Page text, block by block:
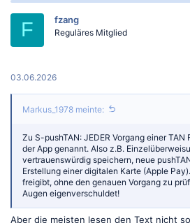
:
F fzang
Reguläres Mitglied
03.06.2026
Markus_1978 meinte:
Zu S-pushTAN: JEDER Vorgang einer
der App genannt. Also z.B.
vertrauenswürdig speichern, neue
Erstellung einer digitalen Karte (Apple
freigibt, ohne den genauen Vorgang zu
Augen eigenverschuldet!
Aber die meisten lesen den Text nicht